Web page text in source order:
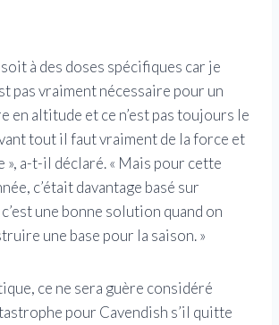
à des doses spécifiques car je
pas vraiment nécessaire pour un
en altitude et ce n’est pas toujours le
tout il faut vraiment de la force et
», a-t-il déclaré. « Mais pour cette
c’était davantage basé sur
une bonne solution quand on
une base pour la saison. »
ce ne sera guère considéré
pour Cavendish s’il quitte